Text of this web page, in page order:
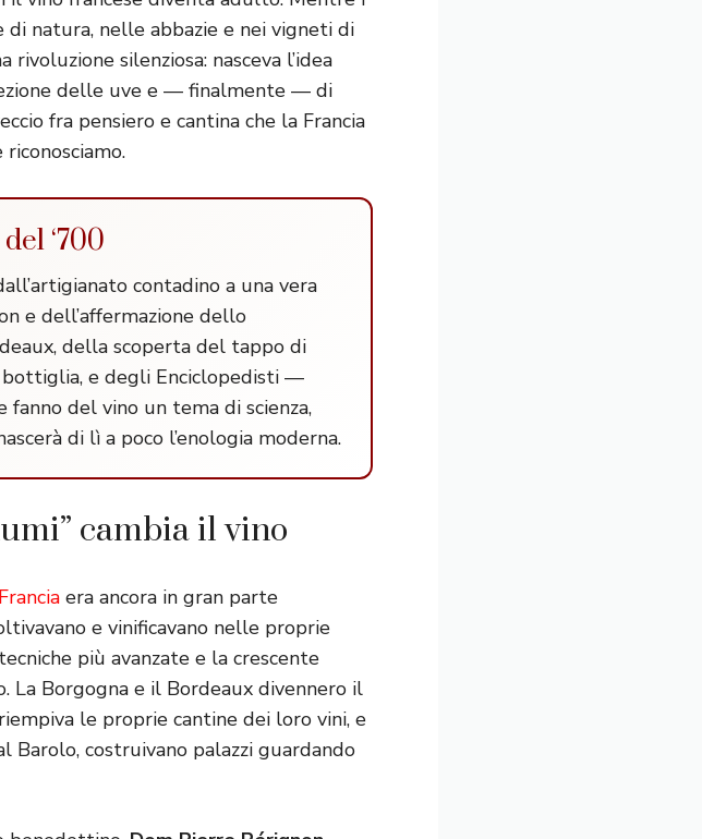
natura, nelle abbazie e nei vigneti di
silenziosa: nasceva l’idea
delle uve e — finalmente — di
fra pensiero e cantina che la Francia
‘700
contadino a una vera
e dell’affermazione dello
della scoperta del tappo di
e degli Enciclopedisti —
del vino un tema di scienza,
di lì a poco l’enologia moderna.
cambia il vino
era ancora in gran parte
e vinificavano nelle proprie
più avanzate e la crescente
La Borgogna e il Bordeaux divennero il
le proprie cantine dei loro vini, e
Barolo, costruivano palazzi guardando